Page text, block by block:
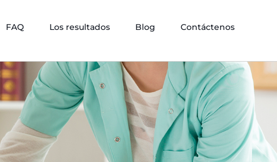
FAQ Los resultados Blog Contáctenos